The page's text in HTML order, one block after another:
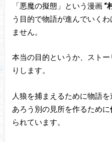
「悪魔の擬態」という漫画 “
う目的で物語が進んでいく
ません。
本当の目的というか、スト
りします。
人狼を捕まえるために物語
あろう別の見所を作るために
られています。